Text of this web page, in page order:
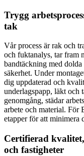
Trygg
tak
Vår process är rak och
och fuktanalys, tar fram
bandtäckning med
säkerhet. Under
dig uppdaterad och
underlagspapp, läkt och
genomgång, städar
arbete och material. För
etapper för att minimera
Certifierad
och fastigheter